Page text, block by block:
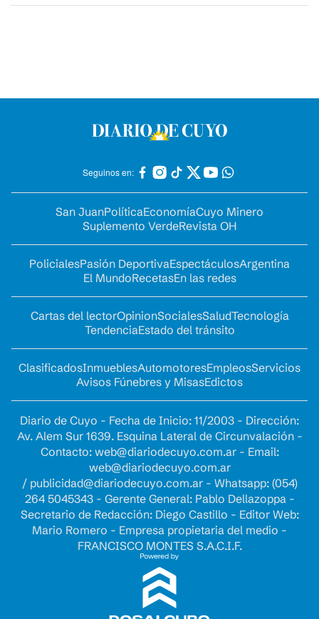
Seguinos en:
San JuanPolíticaEconomíaCuyo Minero
Suplemento VerdeRevista OH
PolicialesPasión DeportivaEspectáculosArgentina
El MundoRecetasEn las redes
Cartas del lectorOpinionSocialesSaludTecnología
TendenciaEstado del tránsito
ClasificadosInmueblesAutomotoresEmpleosServicios
Avisos Fúnebres y MisasEdictos
Diario de Cuyo - Fecha de Inicio: 11/2003 - Dirección:
Av. Alem Sur 1639. Esquina Lateral de Circunvalación -
Contacto: web@diariodecuyo.com.ar- Email:
web@diariodecuyo.com.ar
/ publicidad@diariodecuyo.com.ar- Whatsapp: (054)
264 5045343 - Gerente General: Pablo Dellazoppa -
Secretario de Redacción: Diego Castillo - Editor Web:
Mario Romero - Empresa propietaria del medio -
FRANCISCO MONTES S.A.C.I.F.